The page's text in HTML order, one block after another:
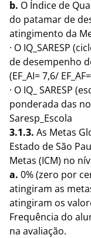
b. O Índice de
do patamar de
atingimento da
· O IQ_SARESP
de desempenho
(EF_AI= 7,6/
· O IQ_ SARESP
ponderada das
Saresp_Escola
3.1.3. As Metas
Estado de São
Metas (ICM) no
a. 0% (zero por
atingiram as
atingiram os
Frequência do
na avaliação.